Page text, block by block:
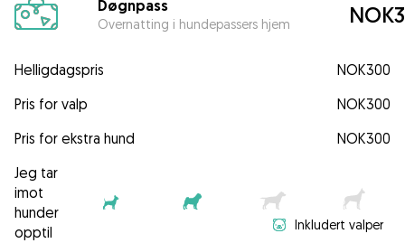
Døgnpass
Overnatting i hundepassers hjem
Helligdagspris
NOK300
Pris for valp
NOK300
Pris for ekstra hund
NOK300
Jeg tar
imot
hunder
opptil
Inkludert valper